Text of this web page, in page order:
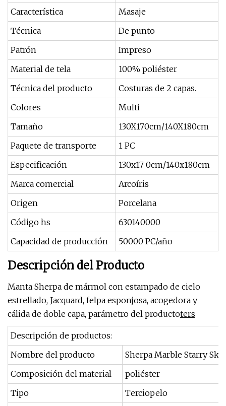
Característica
Masaje
Técnica
De punto
Patrón
Impreso
Material de tela
100% poliéster
Técnica del producto
Costuras de 2 capas.
Colores
Multi
Tamaño
130X170cm/140X180cm
Paquete de transporte
1 PC
Especificación
130x17 0cm/140x180cm
Marca comercial
Arcoíris
Origen
Porcelana
Código hs
630140000
Capacidad de producción
50000 PC/año
Descripción del Producto
Manta Sherpa de mármol con estampado de cielo
estrellado, Jacquard, felpa esponjosa, acogedora y
cálida de doble capa, parámetro del productoters
Descripción de productos:
Nombre del producto
Sherpa Marble Starry
Composición del material
poliéster
Tipo
Terciopelo